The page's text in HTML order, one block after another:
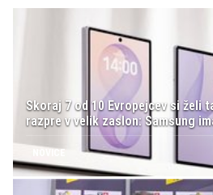
Skoraj 7 od 10 Evropejcev si želi
razpre v velik zaslon: Samsung